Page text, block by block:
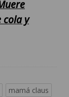
cola y
mamá claus